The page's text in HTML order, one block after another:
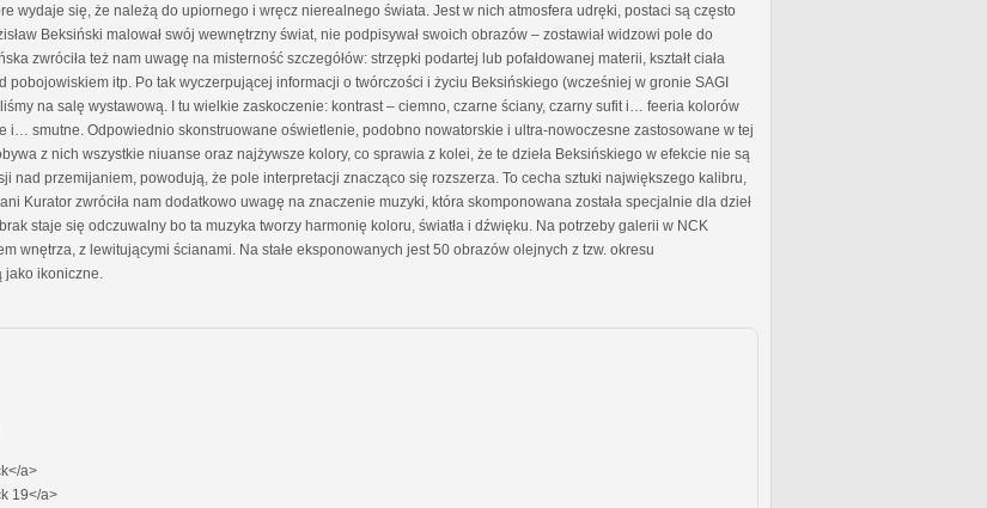
wydaje się, że należą do upiornego i wręcz nierealnego świata. Jest w nich atmosfera udręki, postaci są często
Beksiński malował swój wewnętrzny świat, nie podpisywał swoich obrazów – zostawiał widzowi pole do
zwróciła też nam uwagę na misterność szczegółów: strzępki podartej lub pofałdowanej materii, kształt ciała
pobojowiskiem itp. Po tak wyczerpującej informacji o twórczości i życiu Beksińskiego (wcześniej w gronie SAGI
na salę wystawową. I tu wielkie zaskoczenie: kontrast – ciemno, czarne ściany, czarny sufit i… feeria kolorów
i… smutne. Odpowiednio skonstruowane oświetlenie, podobno nowatorskie i ultra-nowoczesne zastosowane w tej
z nich wszystkie niuanse oraz najżywsze kolory, co sprawia z kolei, że te dzieła Beksińskiego w efekcie nie są
nad przemijaniem, powodują, że pole interpretacji znacząco się rozszerza. To cecha sztuki największego kalibru,
Kurator zwróciła nam dodatkowo uwagę na znaczenie muzyki, która skomponowana została specjalnie dla dzieł
staje się odczuwalny bo ta muzyka tworzy harmonię koloru, światła i dźwięku. Na potrzeby galerii w NCK
wnętrza, z lewitującymi ścianami. Na stałe eksponowanych jest 50 obrazów olejnych z tzw. okresu
ikoniczne.
a>
19</a>